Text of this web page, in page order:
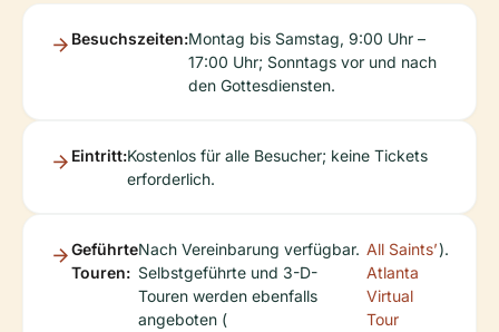
Besuchszeiten:Montag bis Samstag, 9:00 Uhr –
17:00 Uhr; Sonntags vor und nach
den Gottesdiensten.
Eintritt:Kostenlos für alle Besucher; keine Tickets
erforderlich.
Geführte
Touren:
Nach Vereinbarung verfügbar.
Selbstgeführte und 3-D-
Touren werden ebenfalls
angeboten (
All Saints’
Atlanta
Virtual
Tour
).